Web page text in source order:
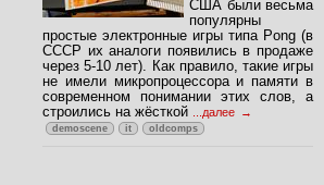
США были весьма
популярны
простые электронные игры типа Pong (в
СССР их аналоги появились в продаже
через 5-10 лет). Как правило, такие игры
не имели микропроцессора и памяти в
современном понимании этих слов, а
строились на жёсткой
...далее
demoscene it oldcomps